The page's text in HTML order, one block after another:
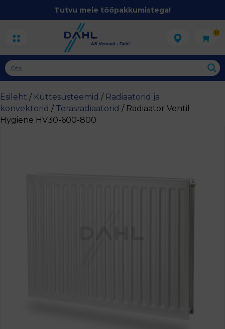
Tutvu meie tööpakkumistega!
0
Esileht / Küttesüsteemid / Radiaatorid ja
konvektorid / Terasradiaatorid / Radiaator Ventil
Hygiene HV30-600-800